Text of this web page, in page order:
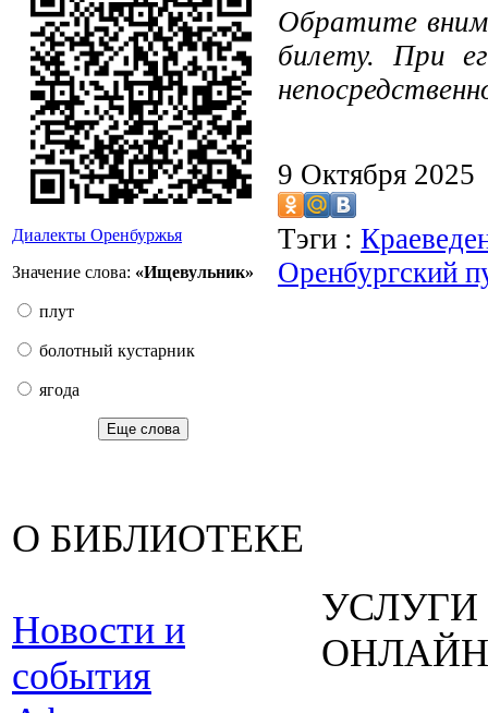
Диалекты Оренбуржья
Значение слова: «Ищевульник»
плут
болотный кустарник
ягода
Еще слова
Обратите
билету. При
9 Октября
Тэги :
Оренбургский
О БИБЛИОТЕКЕ
Новости и
события
УСЛУГИ
ОНЛАЙН